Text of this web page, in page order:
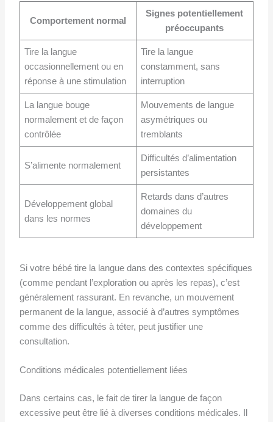
Comportement normal
Signes potentiellement
préoccupants
Tire la langue
occasionnellement ou en
réponse à une stimulation
Tire la langue
constamment, sans
interruption
La langue bouge
normalement et de façon
contrôlée
Mouvements de langue
asymétriques ou
tremblants
S’alimente normalement
Difficultés d’alimentation
persistantes
Développement global
dans les normes
Retards dans d’autres
domaines du
développement
Si votre bébé tire la langue dans des contextes spécifiques
(comme pendant l’exploration ou après les repas), c’est
généralement rassurant. En revanche, un mouvement
permanent de la langue, associé à d’autres symptômes
comme des difficultés à téter, peut justifier une
consultation.
Conditions médicales potentiellement liées
Dans certains cas, le fait de tirer la langue de façon
excessive peut être lié à diverses conditions médicales. Il